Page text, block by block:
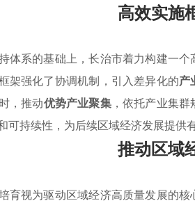
高效实施
体系的基础上，长治市着力构建一
架强化了协调机制，引入差异化的产
，推动优势产业聚集，依托产业集群
可持续性，为后续区域经济发展提供
推动区域
育视为驱动区域经济高质量发展的